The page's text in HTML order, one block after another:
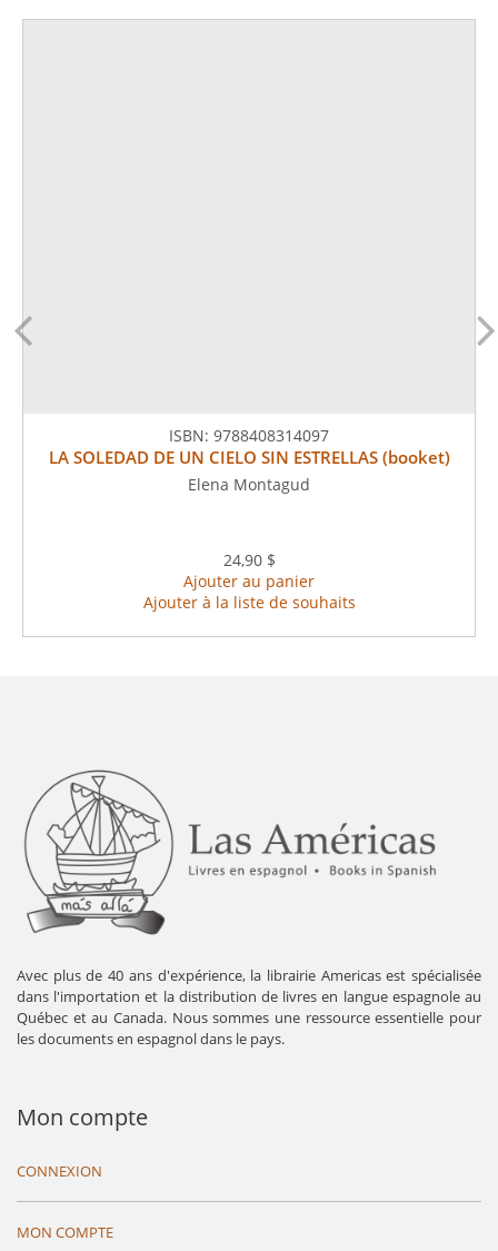
ISBN: 9788408314097
LA SOLEDAD DE UN CIELO SIN ESTRELLAS (booket)
Elena Montagud
24,90 $
Ajouter au panier
Ajouter à la liste de souhaits
Avec plus de 40 ans d'expérience, la librairie Americas est spécialisée
dans l'importation et la distribution de livres en langue espagnole au
Québec et au Canada. Nous sommes une ressource essentielle pour
les documents en espagnol dans le pays.
Mon compte
CONNEXION
MON COMPTE